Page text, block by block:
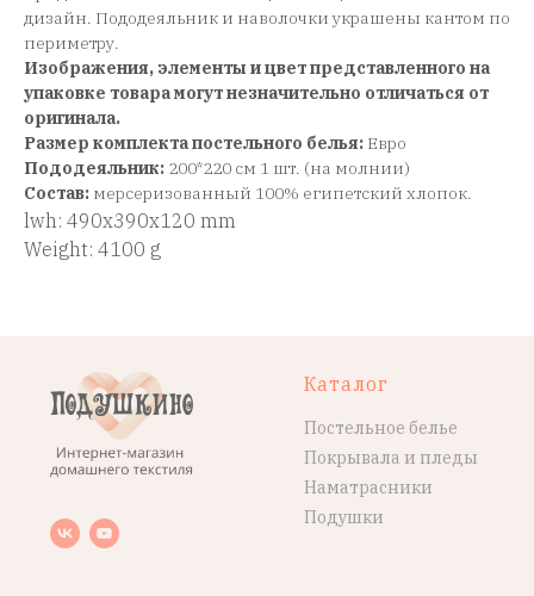
дизайн. Пододеяльник и наволочки украшены кантом по
периметру.
Изображения, элементы и цвет представленного на
упаковке товара могут незначительно отличаться от
оригинала.
Размер комплекта постельного белья: Евро
Пододеяльник: 200*220 см 1 шт. (на молнии)
Состав: мерсеризованный 100% египетский хлопок.
lwh: 490x390x120 mm
Weight: 4100 g
Каталог
Постельное белье
Покрывала и пледы
Наматрасники
Подушки